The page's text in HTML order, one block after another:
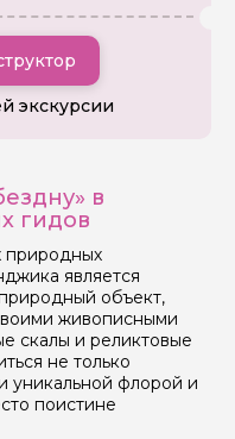
экскурсии
в
гидов
природных
является
объект,
живописными
скалы и реликтовые
не только
уникальной флорой и
поистине
можете их